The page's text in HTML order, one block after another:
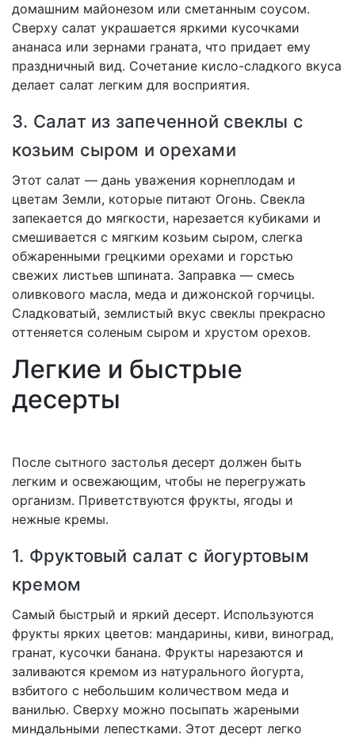
домашним майонезом или сметанным соусом.
Сверху салат украшается яркими кусочками
ананаса или зернами граната, что придает ему
праздничный вид. Сочетание кисло-сладкого вкуса
делает салат легким для восприятия.
3. Салат из запеченной свеклы с
козьим сыром и орехами
Этот салат — дань уважения корнеплодам и
цветам Земли, которые питают Огонь. Свекла
запекается до мягкости, нарезается кубиками и
смешивается с мягким козьим сыром, слегка
обжаренными грецкими орехами и горстью
свежих листьев шпината. Заправка — смесь
оливкового масла, меда и дижонской горчицы.
Сладковатый, землистый вкус свеклы прекрасно
оттеняется соленым сыром и хрустом орехов.
Легкие и быстрые
десерты
После сытного застолья десерт должен быть
легким и освежающим, чтобы не перегружать
организм. Приветствуются фрукты, ягоды и
нежные кремы.
1. Фруктовый салат с йогуртовым
кремом
Самый быстрый и яркий десерт. Используются
фрукты ярких цветов: мандарины, киви, виноград,
гранат, кусочки банана. Фрукты нарезаются и
заливаются кремом из натурального йогурта,
взбитого с небольшим количеством меда и
ванилью. Сверху можно посыпать жареными
миндальными лепестками. Этот десерт легко